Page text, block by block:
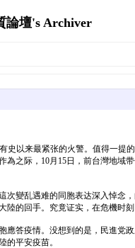
論壇's Archiver
以来最紧张的火警。值得一
之际，10月15日，前台灣地
變乱遇难的同胞表达深入悼念
的回手。究竟证实，在危機时
答疫情。没想到的是，民進党
平安疫苗。